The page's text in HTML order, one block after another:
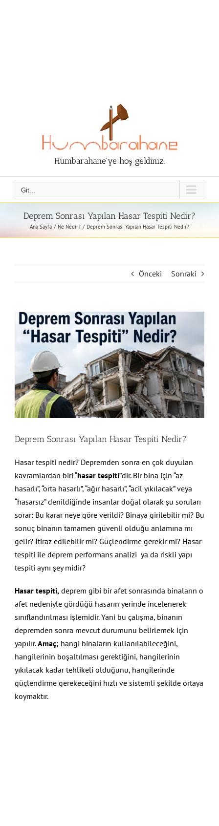
Humbarahane'ye hoş geldiniz.
Git...
Deprem Sonrası Yapılan Hasar Tespiti Nedir?
Ana Sayfa Ne Nedir? Deprem Sonrası Yapılan Hasar Tespiti Nedir?
Önceki Sonraki
View
Larger
Image
Deprem Sonrası Yapılan Hasar Tespiti Nedir?
Hasar tespiti nedir? Depremden sonra en çok duyulan
kavramlardan biri “hasar tespiti”dir. Bir bina için “az
hasarlı”, “orta hasarlı”, “ağır hasarlı”, “acil yıkılacak” veya
“hasarsız” denildiğinde insanlar doğal olarak şu soruları
sorar: Bu karar neye göre verildi? Binaya girilebilir mi? Bu
sonuç binanın tamamen güvenli olduğu anlamına mı
gelir? İtiraz edilebilir mi? Güçlendirme gerekir mi? Hasar
tespiti ile deprem performans analizi ya da riskli yapı
tespiti aynı şey midir?
Hasar tespiti,deprem gibi bir afet sonrasında binaların o
afet nedeniyle gördüğü hasarın yerinde incelenerek
sınıflandırılması işlemidir. Yani bu çalışma, binanın
depremden sonra mevcut durumunu belirlemek için
yapılır.Amaç; hangi binaların kullanılabileceğini,
hangilerinin boşaltılması gerektiğini, hangilerinin
yıkılacak kadar tehlikeli olduğunu, hangilerinde
güçlendirme gerekeceğini hızlı ve sistemli şekilde ortaya
koymaktır.